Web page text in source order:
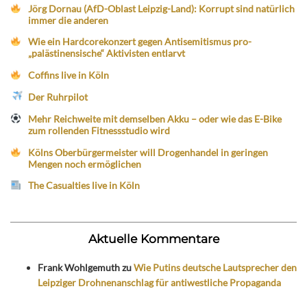
Jörg Dornau (AfD-Oblast Leipzig-Land): Korrupt sind natürlich
immer die anderen
Wie ein Hardcorekonzert gegen Antisemitismus pro-
„palästinensische“ Aktivisten entlarvt
Coffins live in Köln
Der Ruhrpilot
Mehr Reichweite mit demselben Akku – oder wie das E-Bike
zum rollenden Fitnessstudio wird
Kölns Oberbürgermeister will Drogenhandel in geringen
Mengen noch ermöglichen
The Casualties live in Köln
Aktuelle Kommentare
Frank WohlgemuthzuWie Putins deutsche Lautsprecher den
Leipziger Drohnenanschlag für antiwestliche Propaganda